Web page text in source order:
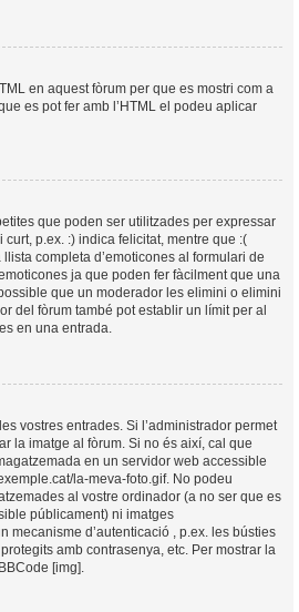
en aquest fòrum per que es mostri com a
es pot fer amb l’HTML el podeu aplicar
que poden ser utilitzades per expressar
p.ex. :) indica felicitat, mentre que :(
completa d’emoticones al formulari de
ja que poden fer fàcilment que una
que un moderador les elimini o elimini
del fòrum també pot establir un límit per al
en una entrada.
vostres entrades. Si l’administrador permet
la imatge al fòrum. Si no és així, cal que
en un servidor web accessible
la-meva-foto.gif. No podeu
al vostre ordinador (a no ser que es
públicament) ni imatges
mecanisme d’autenticació , p.ex. les bústies
amb contrasenya, etc. Per mostrar la
[img].